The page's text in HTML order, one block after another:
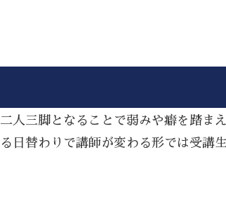
人三脚となることで弱みや癖を踏ま
日替わりで講師が変わる形では受講